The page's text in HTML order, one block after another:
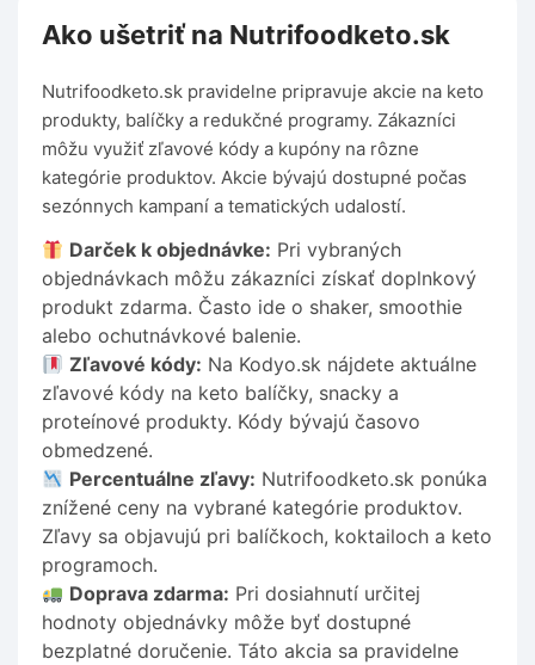
Ako ušetriť na Nutrifoodketo.sk
Nutrifoodketo.sk pravidelne pripravuje akcie na keto
produkty, balíčky a redukčné programy. Zákazníci
môžu využiť zľavové kódy a kupóny na rôzne
kategórie produktov. Akcie bývajú dostupné počas
sezónnych kampaní a tematických udalostí.
Darček k objednávke: Pri vybraných
objednávkach môžu zákazníci získať doplnkový
produkt zdarma. Často ide o shaker, smoothie
alebo ochutnávkové balenie.
Zľavové kódy: Na Kodyo.sk nájdete aktuálne
zľavové kódy na keto balíčky, snacky a
proteínové produkty. Kódy bývajú časovo
obmedzené.
Percentuálne zľavy: Nutrifoodketo.sk ponúka
znížené ceny na vybrané kategórie produktov.
Zľavy sa objavujú pri balíčkoch, koktailoch a keto
programoch.
Doprava zdarma: Pri dosiahnutí určitej
hodnoty objednávky môže byť dostupné
bezplatné doručenie. Táto akcia sa pravidelne